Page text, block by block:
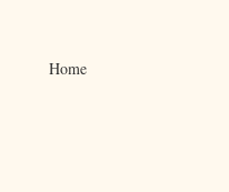
Home